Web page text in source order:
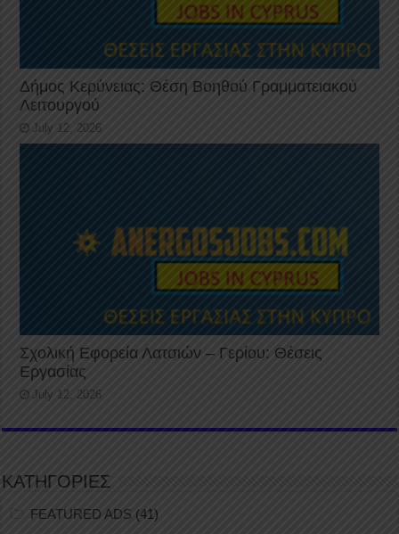
Δήμος Κερύνειας: Θέση Βοηθού Γραμματειακού
Λειτουργού
July 12, 2026
Σχολική Εφορεία Λατσιών – Γερίου: Θέσεις
Εργασίας
July 12, 2026
ΚΑΤΗΓΟΡΙΕΣ
FEATURED ADS (41)